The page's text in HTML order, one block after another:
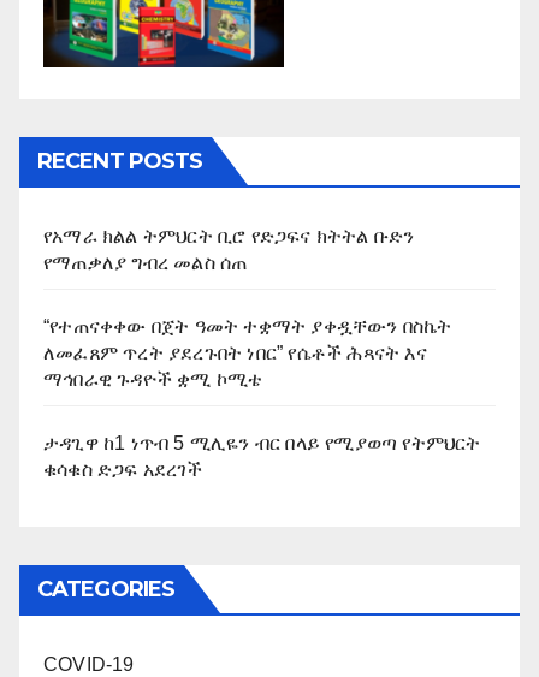
RECENT POSTS
የአማራ ክልል ትምህርት ቢሮ የድጋፍና ክትትል ቡድን
የማጠቃለያ ግብረ መልስ ሰጠ
“የተጠናቀቀው በጀት ዓመት ተቋማት ያቀዷቸውን በስኬት
ለመፈጸም ጥረት ያደረጉበት ነበር” የሴቶች ሕጻናት እና
ማኅበራዊ ጉዳዮች ቋሚ ኮሚቴ
ታዳጊዋ ከ1 ነጥብ 5 ሚሊዬን ብር በላይ የሚያወጣ የትምህርት
ቁሳቁስ ድጋፍ አደረገች
CATEGORIES
COVID-19